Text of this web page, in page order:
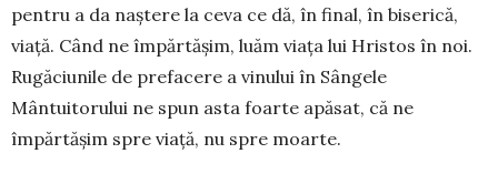
pen­tru a da naștere la ceva ce dă, în final, în bise­rică,
viață. Când ne împărtășim, luăm viața lui Hris­tos în noi.
Rugăciunile de prefacere a vinului în Sângele
Mântuitorului ne spun asta foarte apăsat, că ne
împărtășim spre viață, nu spre moarte.